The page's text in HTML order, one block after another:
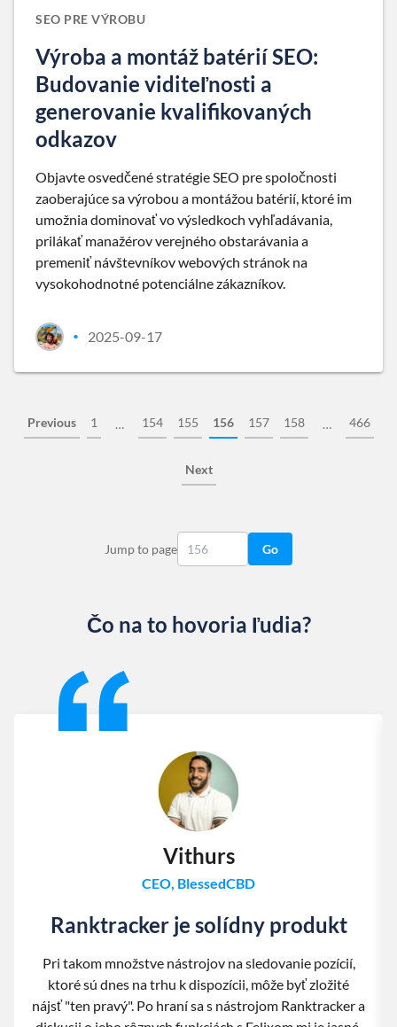
SEO PRE VÝROBU
Výroba a montáž batérií SEO:
Budovanie viditeľnosti a
generovanie kvalifikovaných
odkazov
Objavte osvedčené stratégie SEO pre spoločnosti
zaoberajúce sa výrobou a montážou batérií, ktoré im
umožnia dominovať vo výsledkoch vyhľadávania,
prilákať manažérov verejného obstarávania a
premeniť návštevníkov webových stránok na
vysokohodnotné potenciálne zákazníkov.
• 2025-09-17
Previous 1 … 154 155 156 157 158 … 466
Next
Jump to page Go
Čo na to hovoria ľudia?
Vithurs
CEO, BlessedCBD
Ranktracker je solídny produkt
Pri takom množstve nástrojov na sledovanie pozícií,
ktoré sú dnes na trhu k dispozícii, môže byť zložité
nájsť "ten pravý". Po hraní sa s nástrojom Ranktracker a